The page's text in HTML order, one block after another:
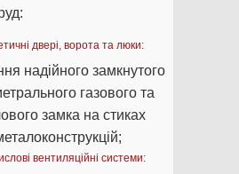
двері, ворота та люки:
надійного замкнутого
газового та
замка на стиках
вентиляційні системи: